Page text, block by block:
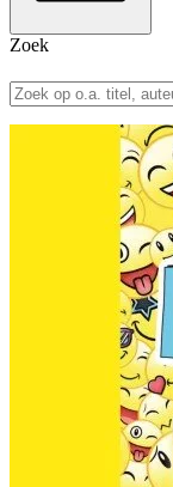
Zoek